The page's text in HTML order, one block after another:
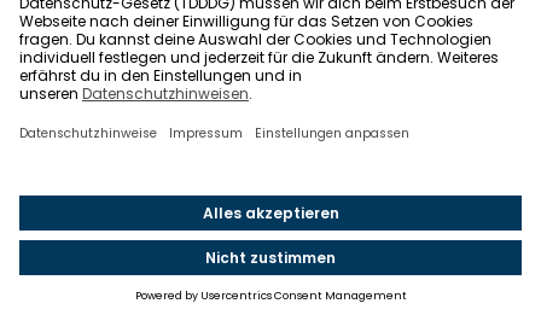
Wohnglück folgen
Wohnglück.de ist ein Service der Impleco GmbH,
Berlin. © 2021-2026 Impleco GmbH. Alle Rechte
vorbehalten.